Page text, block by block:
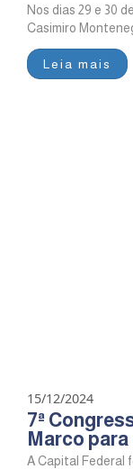
Nos dias 29 e 30
Casimiro
Leia mais
15/12/2024
7ª
Marco
A Capital Federal